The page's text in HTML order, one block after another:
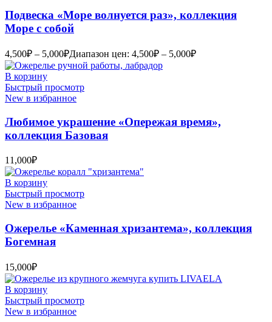
Подвеска «Море волнуется раз», коллекция
Море с собой
4,500₽ – 5,000₽Диапазон цен: 4,500₽ – 5,000₽
В корзину
Быстрый просмотр
New в избранное
Любимое украшение «Опережая время»,
коллекция Базовая
11,000₽
В корзину
Быстрый просмотр
New в избранное
Ожерелье «Каменная хризантема», коллекция
Богемная
15,000₽
В корзину
Быстрый просмотр
New в избранное